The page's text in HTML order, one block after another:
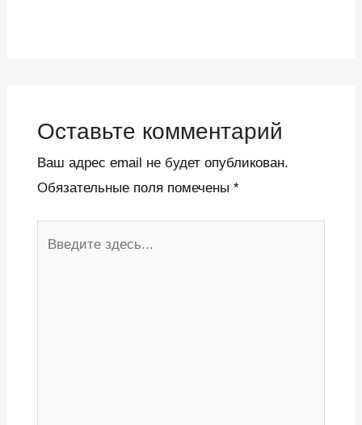
Оставьте комментарий
Ваш адрес email не будет опубликован.
Обязательные поля помечены *